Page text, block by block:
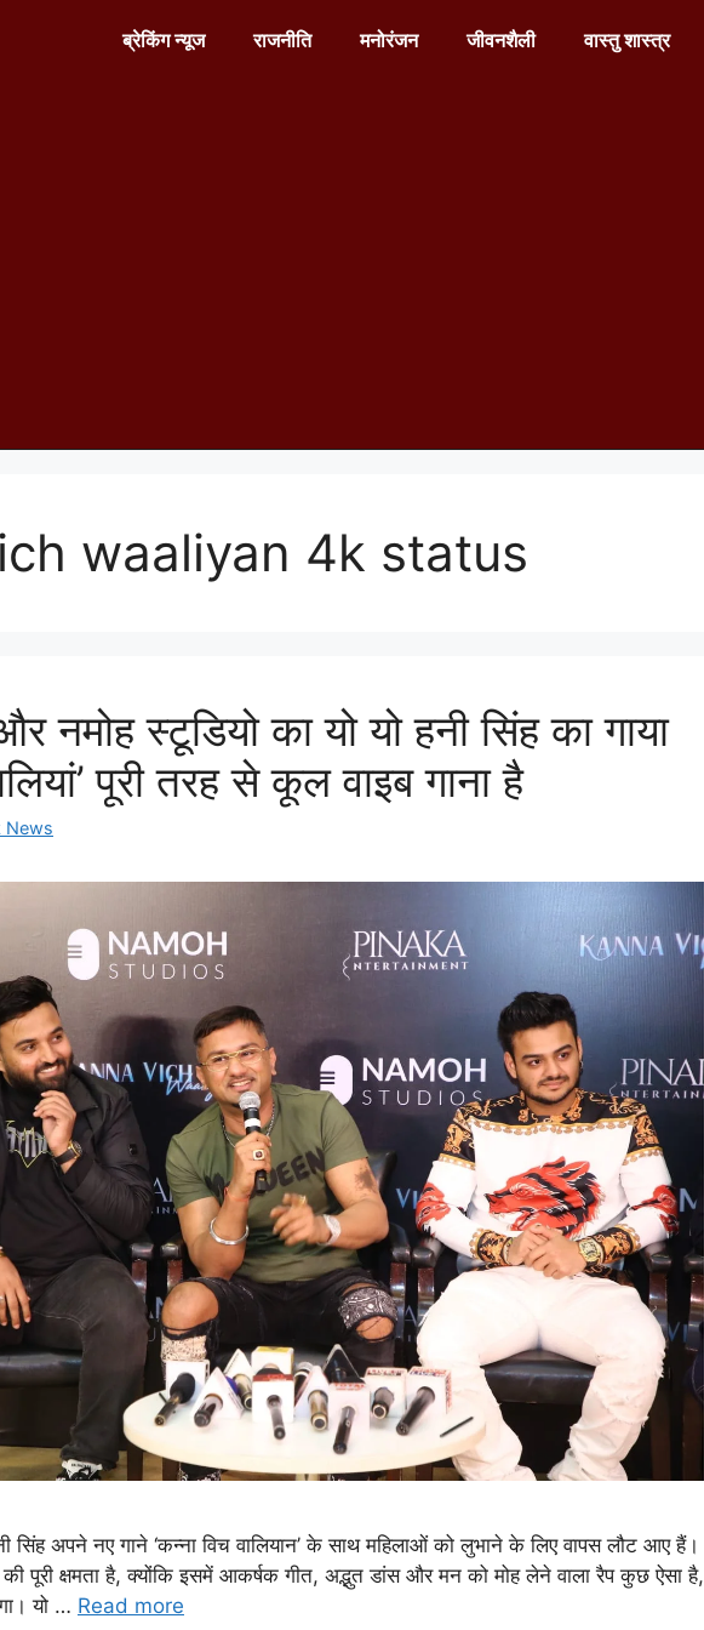
ब्रेकिंग न्यूज राजनीति मनोरंजन जीवनशैली वास्तु शास्त्र
waaliyan 4k status
नमोह स्टूडियो का यो यो हनी सिंह का गाया
पूरी तरह से कूल वाइब गाना है
News
सिंह अपने नए गाने ‘कन्ना विच वालियान’ के साथ महिलाओं को लुभाने के लिए वापस लौट आए हैं।
पूरी क्षमता है, क्योंकि इसमें आकर्षक गीत, अद्भुत डांस और मन को मोह लेने वाला रैप कुछ ऐसा है,
यो … Read more